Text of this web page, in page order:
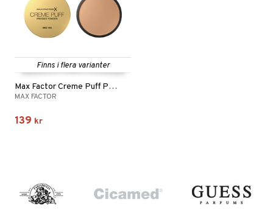
Finns i flera varianter
Max Factor Creme Puff Pressed Power
MAX FACTOR
139 kr